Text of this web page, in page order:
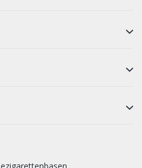
ezigarettenbasen